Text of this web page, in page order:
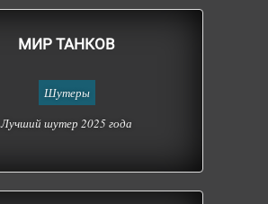
МИР ТАНКОВ
Шутеры
Лучший шутер 2025 года